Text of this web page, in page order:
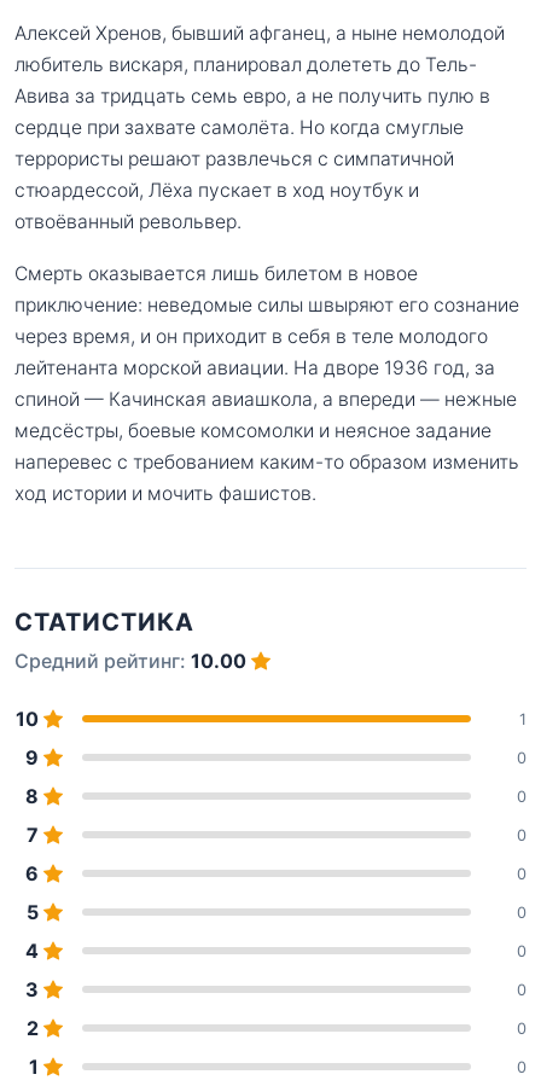
Алексей Хренов, бывший афганец, а ныне немолодой
любитель вискаря, планировал долететь до Тель-
Авива за тридцать семь евро, а не получить пулю в
сердце при захвате самолёта. Но когда смуглые
террористы решают развлечься с симпатичной
стюардессой, Лёха пускает в ход ноутбук и
отвоёванный револьвер.
Смерть оказывается лишь билетом в новое
приключение: неведомые силы швыряют его сознание
через время, и он приходит в себя в теле молодого
лейтенанта морской авиации. На дворе 1936 год, за
спиной — Качинская авиашкола, а впереди — нежные
медсёстры, боевые комсомолки и неясное задание
наперевес с требованием каким-то образом изменить
ход истории и мочить фашистов.
СТАТИСТИКА
Средний рейтинг: 10.00
10 1
9 0
8 0
7 0
6 0
5 0
4 0
3 0
2 0
1 0